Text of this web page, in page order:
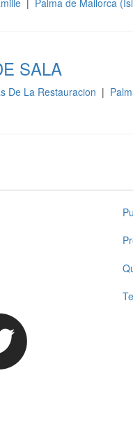
| Palma de Mallorca
SALA
De La Restauracion |